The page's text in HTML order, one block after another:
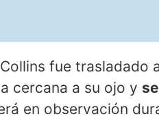
fue trasladado
cercana a su ojo y
en observación